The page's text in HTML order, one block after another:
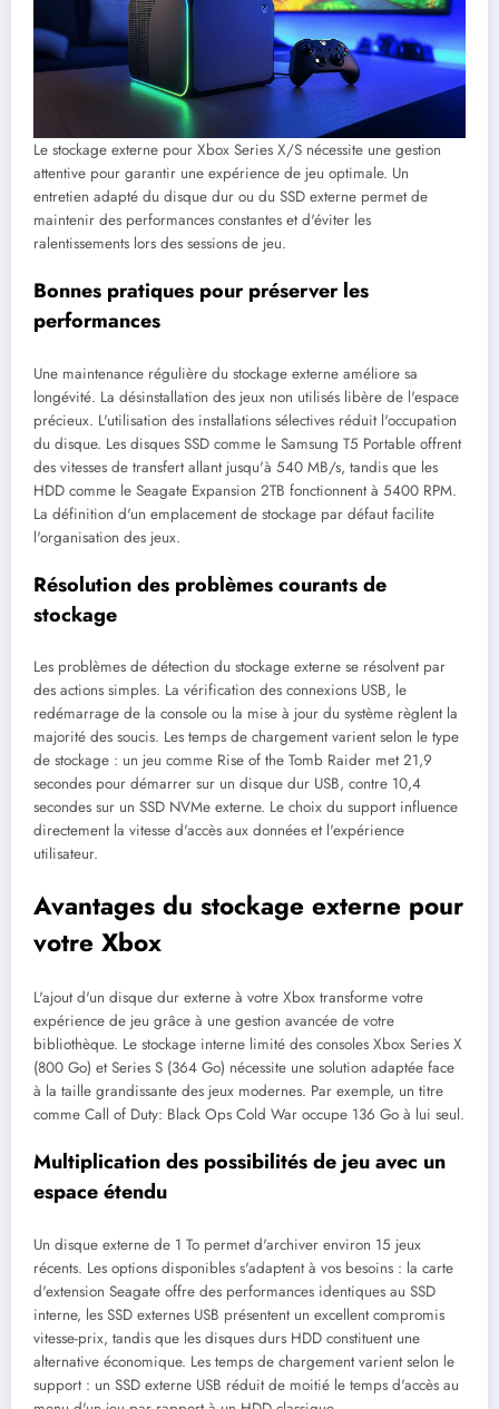
Le stockage externe pour Xbox Series X/S nécessite une gestion
attentive pour garantir une expérience de jeu optimale. Un
entretien adapté du disque dur ou du SSD externe permet de
maintenir des performances constantes et d'éviter les
ralentissements lors des sessions de jeu.
Bonnes pratiques pour préserver les
performances
Une maintenance régulière du stockage externe améliore sa
longévité. La désinstallation des jeux non utilisés libère de l'espace
précieux. L'utilisation des installations sélectives réduit l'occupation
du disque. Les disques SSD comme le Samsung T5 Portable offrent
des vitesses de transfert allant jusqu'à 540 MB/s, tandis que les
HDD comme le Seagate Expansion 2TB fonctionnent à 5400 RPM.
La définition d'un emplacement de stockage par défaut facilite
l'organisation des jeux.
Résolution des problèmes courants de
stockage
Les problèmes de détection du stockage externe se résolvent par
des actions simples. La vérification des connexions USB, le
redémarrage de la console ou la mise à jour du système règlent la
majorité des soucis. Les temps de chargement varient selon le type
de stockage : un jeu comme Rise of the Tomb Raider met 21,9
secondes pour démarrer sur un disque dur USB, contre 10,4
secondes sur un SSD NVMe externe. Le choix du support influence
directement la vitesse d'accès aux données et l'expérience
utilisateur.
Avantages du stockage externe pour
votre Xbox
L'ajout d'un disque dur externe à votre Xbox transforme votre
expérience de jeu grâce à une gestion avancée de votre
bibliothèque. Le stockage interne limité des consoles Xbox Series X
(800 Go) et Series S (364 Go) nécessite une solution adaptée face
à la taille grandissante des jeux modernes. Par exemple, un titre
comme Call of Duty: Black Ops Cold War occupe 136 Go à lui seul.
Multiplication des possibilités de jeu avec un
espace étendu
Un disque externe de 1 To permet d'archiver environ 15 jeux
récents. Les options disponibles s'adaptent à vos besoins : la carte
d'extension Seagate offre des performances identiques au SSD
interne, les SSD externes USB présentent un excellent compromis
vitesse-prix, tandis que les disques durs HDD constituent une
alternative économique. Les temps de chargement varient selon le
support : un SSD externe USB réduit de moitié le temps d'accès au